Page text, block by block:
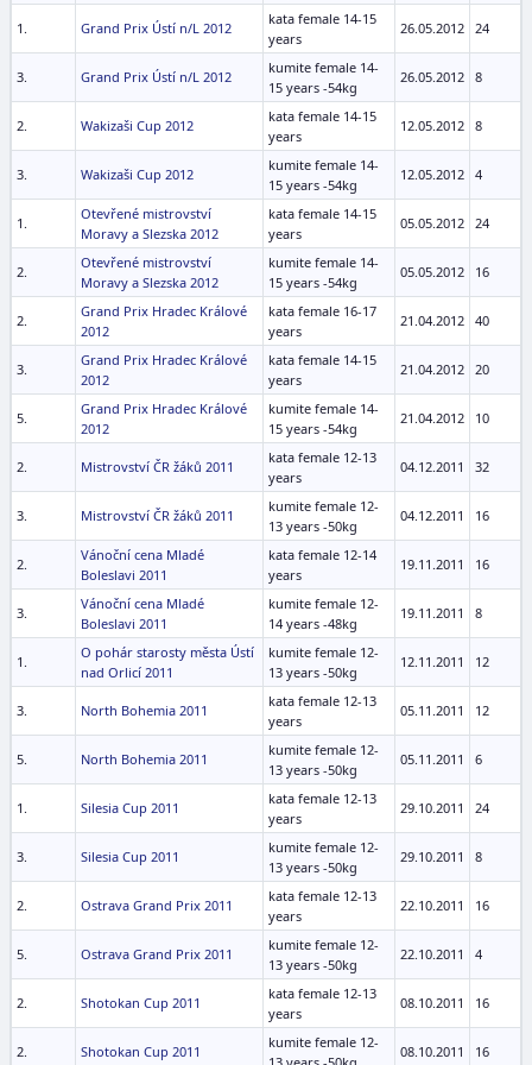
1. Grand Prix Ústí n/L 2012
kata female 14-15
years
26.05.2012 24
3. Grand Prix Ústí n/L 2012
kumite female 14-
15 years -54kg
26.05.2012 8
2. Wakizaši Cup 2012
kata female 14-15
years
12.05.2012 8
3. Wakizaši Cup 2012
kumite female 14-
15 years -54kg
12.05.2012 4
1.
Otevřené mistrovství
Moravy a Slezska 2012
kata female 14-15
years
05.05.2012 24
2.
Otevřené mistrovství
Moravy a Slezska 2012
kumite female 14-
15 years -54kg
05.05.2012 16
2.
Grand Prix Hradec Králové
2012
kata female 16-17
years
21.04.2012 40
3.
Grand Prix Hradec Králové
2012
kata female 14-15
years
21.04.2012 20
5.
Grand Prix Hradec Králové
2012
kumite female 14-
15 years -54kg
21.04.2012 10
2. Mistrovství ČR žáků 2011
kata female 12-13
years
04.12.2011 32
3. Mistrovství ČR žáků 2011
kumite female 12-
13 years -50kg
04.12.2011 16
2.
Vánoční cena Mladé
Boleslavi 2011
kata female 12-14
years
19.11.2011 16
3.
Vánoční cena Mladé
Boleslavi 2011
kumite female 12-
14 years -48kg
19.11.2011 8
1.
O pohár starosty města Ústí
nad Orlicí 2011
kumite female 12-
13 years -50kg
12.11.2011 12
3. North Bohemia 2011
kata female 12-13
years
05.11.2011 12
5. North Bohemia 2011
kumite female 12-
13 years -50kg
05.11.2011 6
1. Silesia Cup 2011
kata female 12-13
years
29.10.2011 24
3. Silesia Cup 2011
kumite female 12-
13 years -50kg
29.10.2011 8
2. Ostrava Grand Prix 2011
kata female 12-13
years
22.10.2011 16
5. Ostrava Grand Prix 2011
kumite female 12-
13 years -50kg
22.10.2011 4
2. Shotokan Cup 2011
kata female 12-13
years
08.10.2011 16
2. Shotokan Cup 2011
kumite female 12-
08.10.2011 16